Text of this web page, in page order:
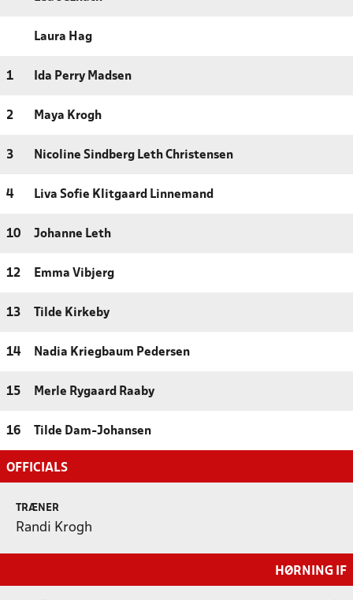
Laura Hag
1 Ida Perry Madsen
2 Maya Krogh
3 Nicoline Sindberg Leth Christensen
4 Liva Sofie Klitgaard Linnemand
10 Johanne Leth
12 Emma Vibjerg
13 Tilde Kirkeby
14 Nadia Kriegbaum Pedersen
15 Merle Rygaard Raaby
16 Tilde Dam-Johansen
OFFICIALS
TRÆNER
Randi Krogh
HØRNING IF